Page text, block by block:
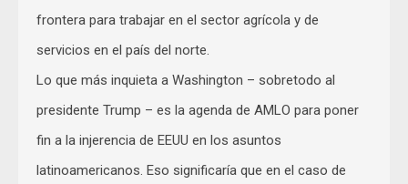
frontera para trabajar en el sector agrícola y de
servicios en el país del norte.
Lo que más inquieta a Washington – sobretodo al
presidente Trump – es la agenda de AMLO para poner
fin a la injerencia de EEUU en los asuntos
latinoamericanos. Eso significaría que en el caso de